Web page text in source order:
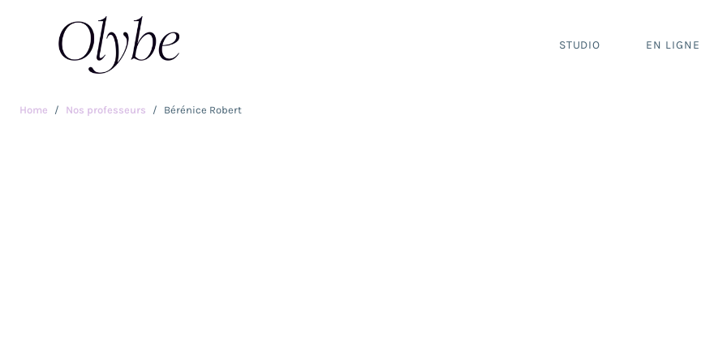
STUDIO EN LIGNE
Home Nos professeurs Bérénice Robert